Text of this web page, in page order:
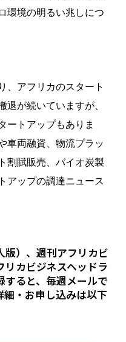
環境の明るい兆しにつ
、アフリカのスタート
退が続いていますが、
ートアップもありま
車両融資、物流プラッ
割賦販売、バイオ炭製
アップの調達ニュース
版）、週刊アフリカビ
カビジネスヘッドラ
すると、毎週メールで
・お申し込みは以下